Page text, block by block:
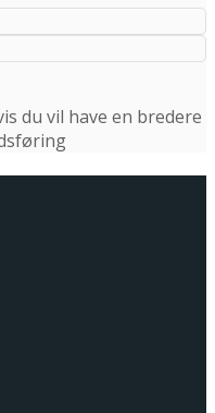
du vil have en bredere